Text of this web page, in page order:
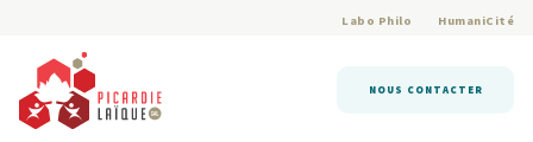
Labo Philo HumaniCité
NOUS CONTACTER